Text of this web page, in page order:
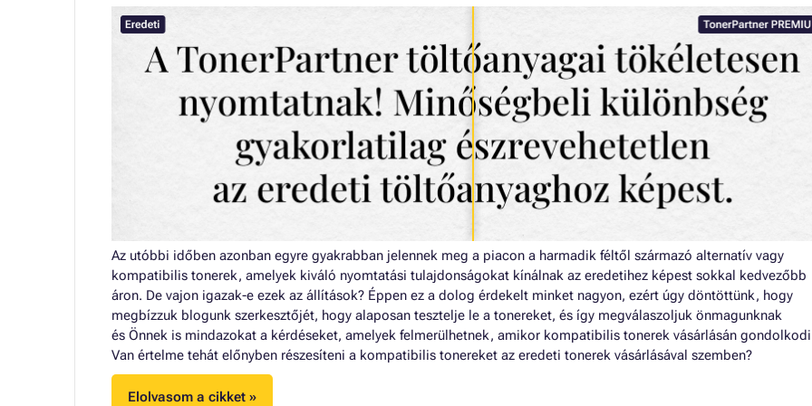
Az utóbbi időben azonban egyre gyakrabban jelennek meg a piacon a harmadik féltől származó alternatív vagy
kompatibilis tonerek, amelyek kiváló nyomtatási tulajdonságokat kínálnak az eredetihez képest sokkal kedvezőbb
áron. De vajon igazak-e ezek az állítások? Éppen ez a dolog érdekelt minket nagyon, ezért úgy döntöttünk, hogy
megbízzuk blogunk szerkesztőjét, hogy alaposan tesztelje le a tonereket, és így megválaszoljuk önmagunknak
és Önnek is mindazokat a kérdéseket, amelyek felmerülhetnek, amikor kompatibilis tonerek vásárlásán
Van értelme tehát előnyben részesíteni a kompatibilis tonereket az eredeti tonerek vásárlásával szemben?
Elolvasom a cikket »